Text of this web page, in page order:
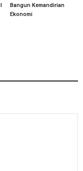
Bangun Kemandirian
Ekonomi